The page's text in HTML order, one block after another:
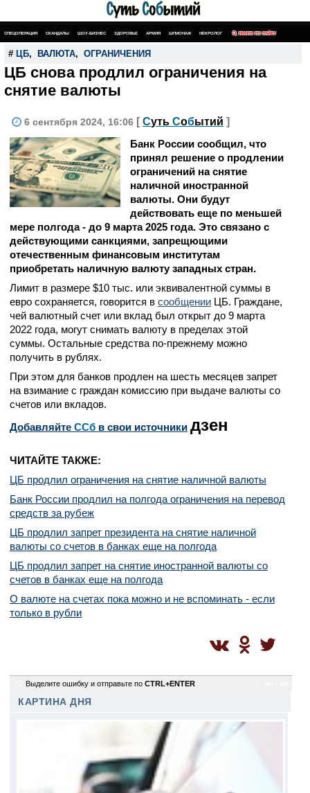
СПЕЦОПЕРАЦИЯ СКАНДАЛЫ ШОУ-БИЗНЕС ЗДОРОВЬЕ АРМИЯ ШПИОНАЖ НЕКРОЛОГ ПОИСК ПО САЙТУ
# ЦБ, ВАЛЮТА, ОГРАНИЧЕНИЯ
ЦБ снова продлил ограничения на
снятие валюты
6 сентября 2024, 16:06 [ Суть Событий ]
Банк России сообщил, что
принял решение о продлении
ограничений на снятие
наличной иностранной
валюты. Они будут
действовать еще по меньшей
мере полгода - до 9 марта 2025 года. Это связано с
действующими санкциями, запрещющими
отечественным финансовым институтам
приобретать наличную валюту западных стран.
Лимит в размере $10 тыс. или эквивалентной суммы в
евро сохраняется, говорится в сообщении ЦБ. Граждане,
чей валютный счет или вклад был открыт до 9 марта
2022 года, могут снимать валюту в пределах этой
суммы. Остальные средства по-прежнему можно
получить в рублях.
При этом для банков продлен на шесть месяцев запрет
на взимание с граждан комиссию при выдаче валюты со
счетов или вкладов.
Добавляйте CСб в свои источники дзен
ЧИТАЙТЕ ТАКЖЕ:
ЦБ продлил ограничения на снятие наличной валюты
Банк России продлил на полгода ограничения на перевод
средств за рубеж
ЦБ продлил запрет президента на снятие наличной
валюты со счетов в банках еще на полгода
ЦБ продлил запрет на снятие иностранной валюты со
счетов в банках еще на полгода
О валюте на счетах пока можно и не вспоминать - если
только в рубли
Выделите ошибку и отправьте по CTRL+ENTER
КАРТИНА ДНЯ